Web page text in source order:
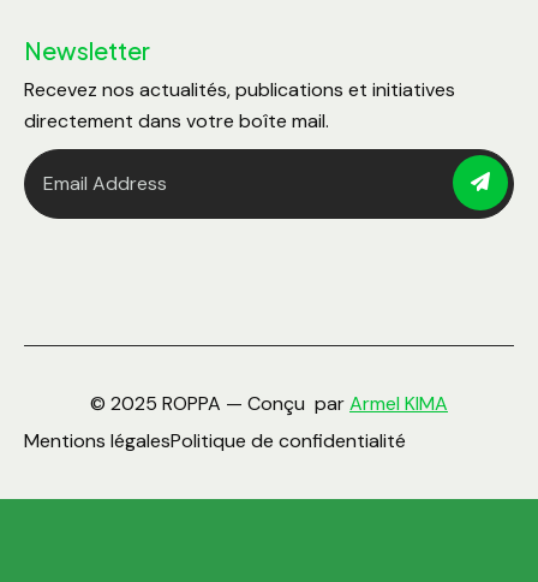
Newsletter
Recevez nos actualités, publications et initiatives
directement dans votre boîte mail.
© 2025 ROPPA — Conçu parArmel KIMA
Mentions légalesPolitique de confidentialité